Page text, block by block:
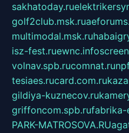
sakhatoday.ru
golf2club.msk.ru
multimodal.msk.ru
isz-fest.ruewnc.info
volnav.spb.rucomnat.ru
tesiaes.rucard.com.ru
gildiya-kuznecov.ru
griffoncom.spb.rufabrika-
PARK-MATROSOVA.RU